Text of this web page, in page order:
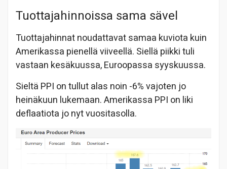
Tuottajahinnoissa sama sävel
Tuottajahinnat noudattavat samaa kuviota kuin
Amerikassa pienellä viiveellä. Siellä piikki tuli
vastaan kesäkuussa, Euroopassa syyskuussa.
Sieltä PPI on tullut alas noin -6% vajoten jo
heinäkuun lukemaan. Amerikassa PPI on liki
deflaatiota jo nyt vuositasolla.